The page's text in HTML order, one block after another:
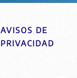
AVISOS DE
PRIVACIDAD